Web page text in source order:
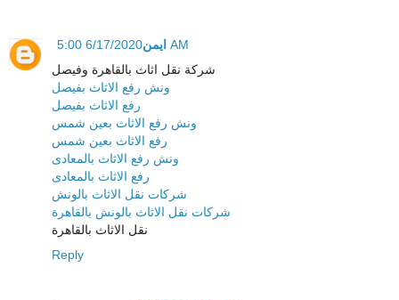
ايمن 6/17/2020 5:00 AM
شركة نقل اثاث بالقاهرة وفيصل
ونش رفع الاثاث بفيصل
رفع الاثاث بفيصل
ونش رفع الاثاث بعين شمس
رفع الاثاث بعين شمس
ونش رفع الاثاث بالمعادى
رفع الاثاث بالمعادى
شركات نقل الاثاث بالونش
شركات نقل الاثاث بالونش بالقاهرة
نقل الاثاث بالقاهرة
Reply